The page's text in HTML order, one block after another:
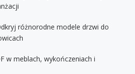
różnorodne modele drzwi do
w meblach, wykończeniach i